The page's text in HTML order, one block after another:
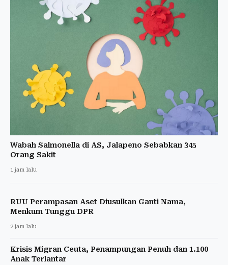
Wabah Salmonella di AS, Jalapeno Sebabkan 345
Orang Sakit
1 jam lalu
RUU Perampasan Aset Diusulkan Ganti Nama,
Menkum Tunggu DPR
2 jam lalu
Krisis Migran Ceuta, Penampungan Penuh dan 1.100
Anak Terlantar